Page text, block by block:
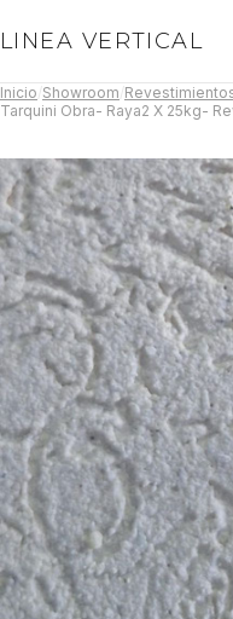
LINEA VERTICAL
Inicio Showroom
Tarquini Obra- Raya2 X 25kg-